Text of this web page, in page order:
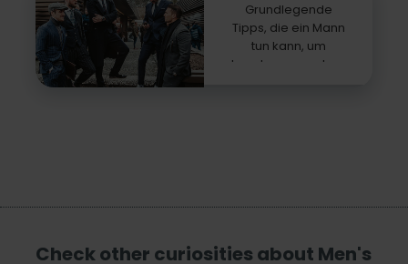
Grundlegende
Tipps, die ein Mann
tun kann, um
trendy auszusehen
Check other curiosities about Men's